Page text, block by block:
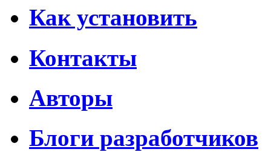
Как установить
Контакты
Авторы
Блоги разработчиков